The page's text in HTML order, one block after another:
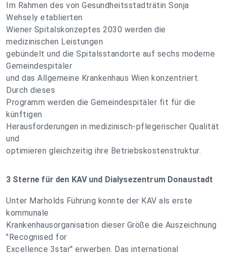
Im Rahmen des von Gesundheitsstadträtin Sonja
Wehsely etablierten
Wiener Spitalskonzeptes 2030 werden die
medizinischen Leistungen
gebündelt und die Spitalsstandorte auf sechs moderne
Gemeindespitäler
und das Allgemeine Krankenhaus Wien konzentriert.
Durch dieses
Programm werden die Gemeindespitäler fit für die
künftigen
Herausforderungen in medizinisch-pflegerischer Qualität
und
optimieren gleichzeitig ihre Betriebskostenstruktur.
3 Sterne für den KAV und Dialysezentrum Donaustadt
Unter Marholds Führung konnte der KAV als erste
kommunale
Krankenhausorganisation dieser Größe die Auszeichnung
"Recognised for
Excellence 3star" erwerben. Das international